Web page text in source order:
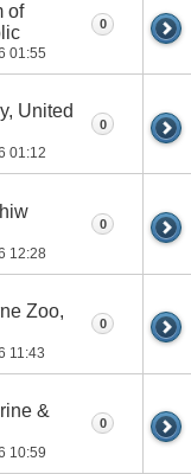
of
01:55
0
United
01:12
0
12:28
0
Zoo,
11:43
0
&
10:59
0